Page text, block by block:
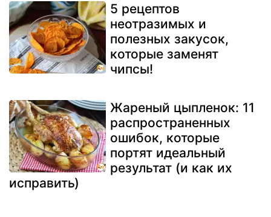
5 рецептов
неотразимых и
полезных закусок,
которые заменят
чипсы!
Жареный цыпленок: 11
распространенных
ошибок, которые
портят идеальный
результат (и как их
исправить)